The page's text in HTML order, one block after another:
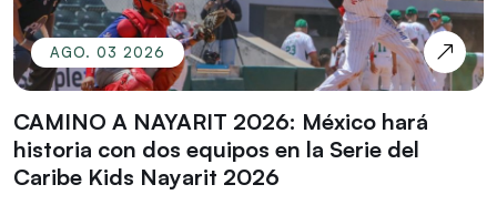
AGO. 03 2026
CAMINO A NAYARIT 2026: México hará
historia con dos equipos en la Serie del
Caribe Kids Nayarit 2026